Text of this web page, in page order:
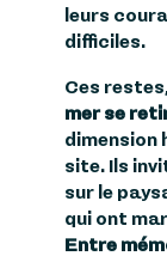
leurs
difficiles.
Ces
mer se
dimension
site. Ils
sur le
qui ont
Entre